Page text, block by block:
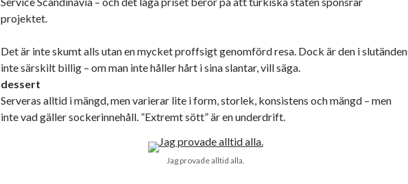
projektet.
Det är inte skumt alls utan en mycket proffsigt genomförd resa. Dock är den i slutänden
inte särskilt billig – om man inte håller hårt i sina slantar, vill säga.
dessert
Serveras alltid i mängd, men varierar lite i form, storlek, konsistens och mängd – men
inte vad gäller sockerinnehåll. ”Extremt sött” är en underdrift.
Jag provade alltid alla.